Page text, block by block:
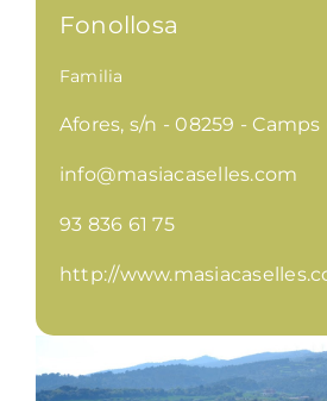
Fonollosa
Familia
Afores, s/n - 08259 - Camps
info@masiacaselles.com
93 836 61 75
http://